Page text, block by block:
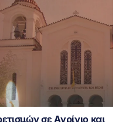
σε Αγρίνιο και